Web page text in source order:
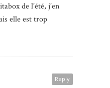
de l’été, j’en
elle est trop
Reply